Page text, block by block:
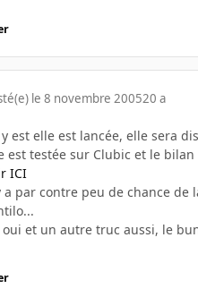
le 8 novembre 200520 a
y est elle est lancée, elle sera
est testée sur Clubic et le
ICI
a par contre peu de chance de
et un autre truc aussi, le